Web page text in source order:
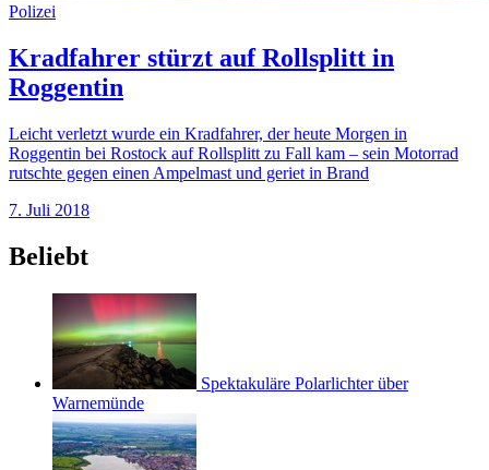
Polizei
Kradfahrer stürzt auf Rollsplitt in
Roggentin
Leicht verletzt wurde ein Kradfahrer, der heute Morgen in
Roggentin bei Rostock auf Rollsplitt zu Fall kam – sein Motorrad
rutschte gegen einen Ampelmast und geriet in Brand
7. Juli 2018
Beliebt
Spektakuläre Polarlichter über
Warnemünde